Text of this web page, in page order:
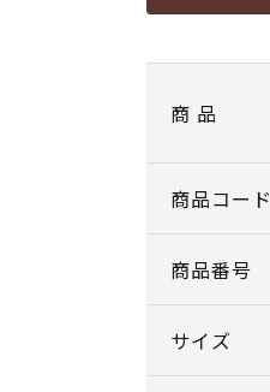
商 品
商品コード
商品番号
サイズ